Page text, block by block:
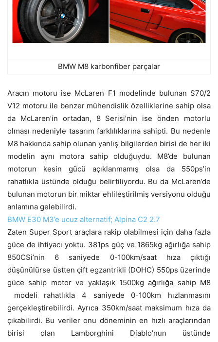
BMW M8 karbonfiber parçalar
Aracın motoru ise McLaren F1 modelinde bulunan S70/2
V12 motoru ile benzer mühendislik özelliklerine sahip olsa
da McLaren’in ortadan, 8 Serisi’nin ise önden motorlu
olması nedeniyle tasarım farklılıklarına sahipti. Bu nedenle
M8 hakkında sahip olunan yanlış bilgilerden birisi de her iki
modelin aynı motora sahip olduğuydu. M8’de bulunan
motorun kesin gücü açıklanmamış olsa da 550ps’in
rahatlıkla üstünde olduğu belirtiliyordu. Bu da McLaren’de
bulunan motorun bir miktar ehlileştirilmiş versiyonu olduğu
anlamına gelebilirdi.
BMW E30 M3’e ucuz alternatif; Alpina C2 2.7
Zaten Super Sport araçlara rakip olabilmesi için daha fazla
güce de ihtiyacı yoktu. 381ps güç ve 1865kg ağırlığa sahip
850CSi’nin 6 saniyede 0-100km/saat hıza çıktığı
düşünülürse üstten çift egzantrikli (DOHC) 550ps üzerinde
güce sahip motor ve yaklaşık 1500kg ağırlığa sahip M8
modeli rahatlıkla 4 saniyede 0-100km hızlanmasını
gerçekleştirebilirdi. Ayrıca 350km/saat maksimum hıza da
çıkabilirdi. Bu veriler onu döneminin en hızlı araçlarından
birisi olan Lamborghini Diablo’nun üstünde